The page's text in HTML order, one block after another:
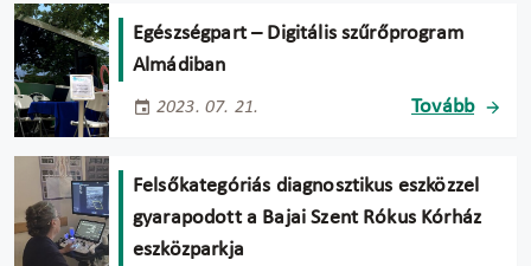
Egészségpart – Digitális szűrőprogram
Almádiban
2023. 07. 21. Tovább
Felsőkategóriás diagnosztikus eszközzel
gyarapodott a Bajai Szent Rókus Kórház
eszközparkja